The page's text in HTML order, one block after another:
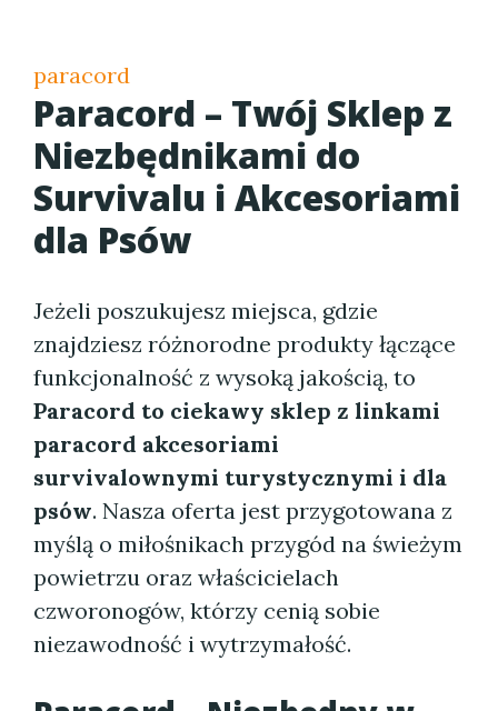
paracord
Paracord – Twój Sklep z
Niezbędnikami do
Survivalu i Akcesoriami
dla Psów
Jeżeli poszukujesz miejsca, gdzie
znajdziesz różnorodne produkty łączące
funkcjonalność z wysoką jakością, to
Paracord to ciekawy sklep z linkami
paracord akcesoriami
survivalownymi turystycznymi i dla
psów. Nasza oferta jest przygotowana z
myślą o miłośnikach przygód na świeżym
powietrzu oraz właścicielach
czworonogów, którzy cenią sobie
niezawodność i wytrzymałość.